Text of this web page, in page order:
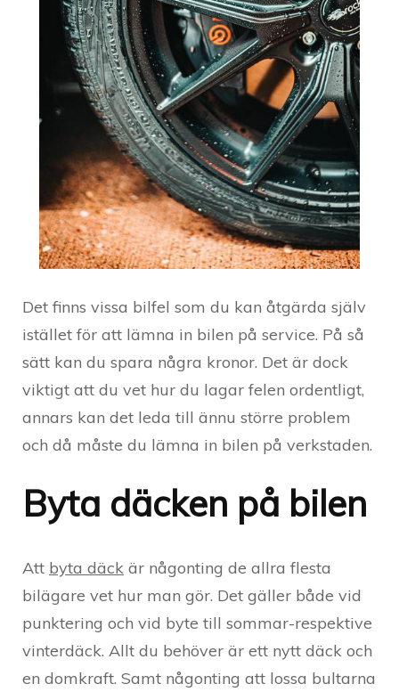
Det finns vissa bilfel som du kan åtgärda själv
istället för att lämna in bilen på service. På så
sätt kan du spara några kronor. Det är dock
viktigt att du vet hur du lagar felen ordentligt,
annars kan det leda till ännu större problem
och då måste du lämna in bilen på verkstaden.
Byta däcken på bilen
Att byta däck är någonting de allra flesta
bilägare vet hur man gör. Det gäller både vid
punktering och vid byte till sommar-respektive
vinterdäck. Allt du behöver är ett nytt däck och
en domkraft. Samt någonting att lossa bultarna